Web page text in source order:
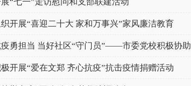
开展“喜迎二十大 家和万事兴”家风廉洁教育
开展“爱在文郑 齐心抗疫”抗击疫情捐赠活动